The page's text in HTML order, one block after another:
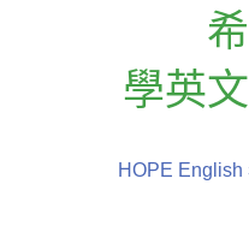
學英
HOPE English